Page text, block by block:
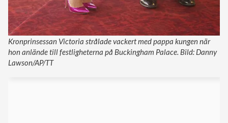
Kronprinsessan Victoria strålade vackert med pappa kungen när
hon anlände till festligheterna på Buckingham Palace. Bild: Danny
Lawson/AP/TT